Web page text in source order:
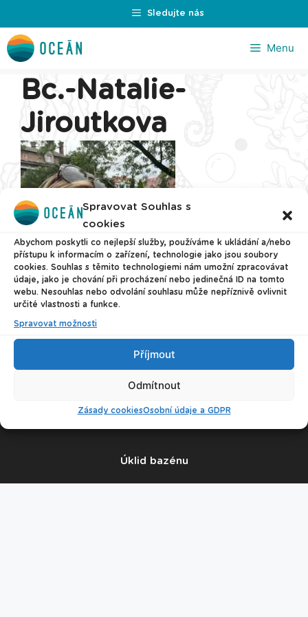
Spravovat Souhlas s
cookies
Abychom poskytli co nejlepší služby, používáme k ukládání a/nebo
přístupu k informacím o zařízení, technologie jako jsou soubory
cookies. Souhlas s těmito technologiemi nám umožní zpracovávat
údaje, jako je chování při procházení nebo jedinečná ID na tomto
webu. Nesouhlas nebo odvolání souhlasu může nepříznivě ovlivnit
určité vlastnosti a funkce.
Spravovat možnosti
Příjmout
Odmítnout
Zásady cookiesOsobní údaje a GDPR
na
obsah
Sledujte nás
Menu
Bc.-Natalie-
Jiroutkova
Nastavení cookies
Úklid bazénu